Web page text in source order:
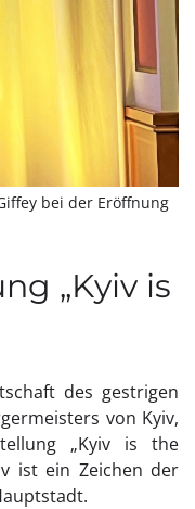
bei der Eröffnung
„Kyiv is
des gestrigen
von Kyiv,
„Kyiv is the
ist ein Zeichen der